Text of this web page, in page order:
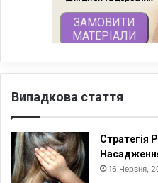
Випадкова стаття
Стратегія
16 Червня,